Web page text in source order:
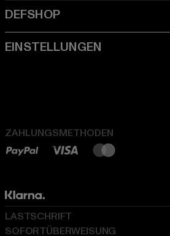
ZAHLUNGSMETHODEN
LASTSCHRIFT
SOFORTÜBERWEISUNG